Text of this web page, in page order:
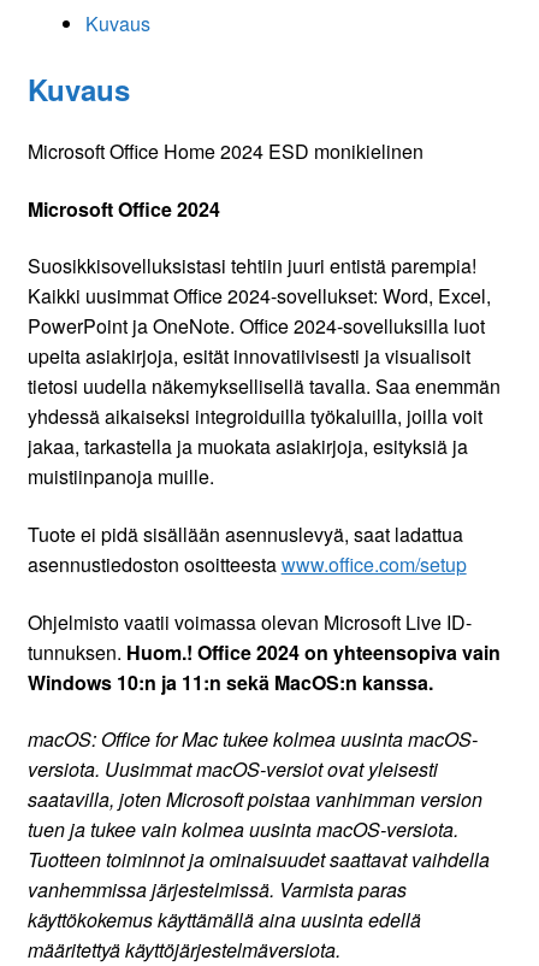
Kuvaus
Kuvaus
Microsoft Office Home 2024 ESD monikielinen
Microsoft Office 2024
Suosikkisovelluksistasi tehtiin juuri entistä parempia!
Kaikki uusimmat Office 2024-sovellukset: Word, Excel,
PowerPoint ja OneNote. Office 2024-sovelluksilla luot
upeita asiakirjoja, esität innovatiivisesti ja visualisoit
tietosi uudella näkemyksellisellä tavalla. Saa enemmän
yhdessä aikaiseksi integroiduilla työkaluilla, joilla voit
jakaa, tarkastella ja muokata asiakirjoja, esityksiä ja
muistiinpanoja muille.
Tuote ei pidä sisällään asennuslevyä, saat ladattua
asennustiedoston osoitteestawww.office.com/setup
Ohjelmisto vaatii voimassa olevan Microsoft Live ID-
tunnuksen. Huom.! Office 2024 on yhteensopiva vain
Windows 10:n ja 11:n sekä MacOS:n kanssa.
macOS: Office for Mac tukee kolmea uusinta macOS-
versiota. Uusimmat macOS-versiot ovat yleisesti
saatavilla, joten Microsoft poistaa vanhimman version
tuen ja tukee vain kolmea uusinta macOS-versiota.
Tuotteen toiminnot ja ominaisuudet saattavat vaihdella
vanhemmissa järjestelmissä. Varmista paras
käyttökokemus käyttämällä aina uusinta edellä
määritettyä käyttöjärjestelmäversiota.